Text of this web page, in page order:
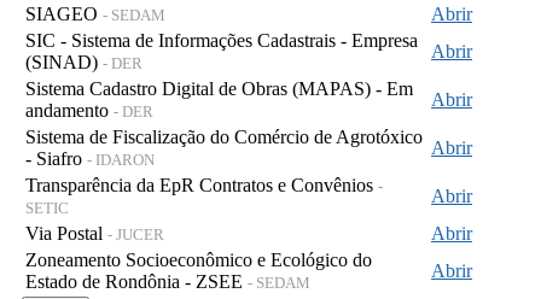
SIAGEO - SEDAM
Abrir
SIC - Sistema de Informações Cadastrais - Empresa
(SINAD) - DER
Abrir
Sistema Cadastro Digital de Obras (MAPAS) - Em
andamento - DER
Abrir
Sistema de Fiscalização do Comércio de Agrotóxico
- Siafro - IDARON
Abrir
Transparência da EpR Contratos e Convênios -
SETIC
Abrir
Via Postal - JUCER
Abrir
Zoneamento Socioeconômico e Ecológico do
Estado de Rondônia - ZSEE - SEDAM
Abrir